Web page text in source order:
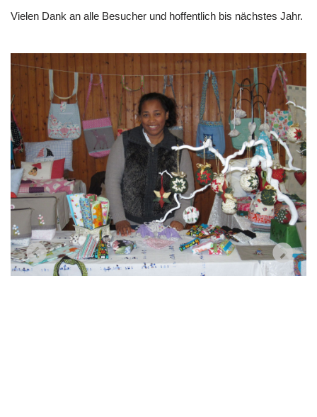
Vielen Dank an alle Besucher und hoffentlich bis nächstes Jahr.